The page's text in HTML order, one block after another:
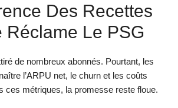
Des Recettes
Réclame Le PSG
de nombreux abonnés. Pourtant, les
l’ARPU net, le churn et les coûts
ces métriques, la promesse reste floue.